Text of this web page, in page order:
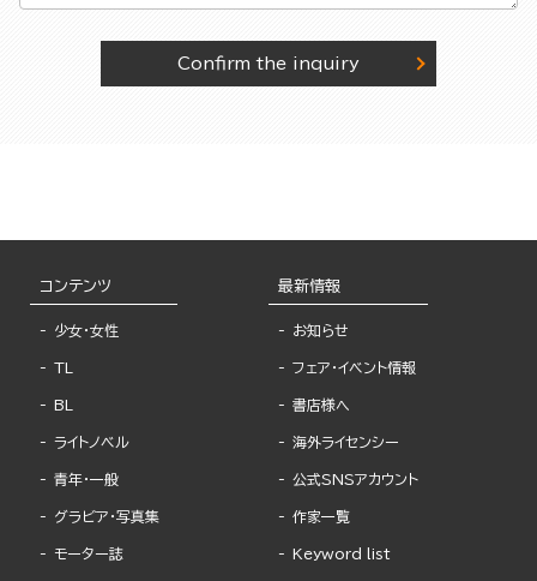
Confirm the inquiry
コンテンツ
少女・女性
TL
BL
ライトノベル
青年・一般
グラビア・写真集
モーター誌
最新情報
お知らせ
フェア・イベント情報
書店様へ
海外ライセンシー
公式SNSアカウント
作家一覧
Keyword list